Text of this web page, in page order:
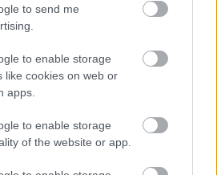
to send me
to enable storage
like cookies on web or
apps.
to enable storage
of the website or app.
1 napja